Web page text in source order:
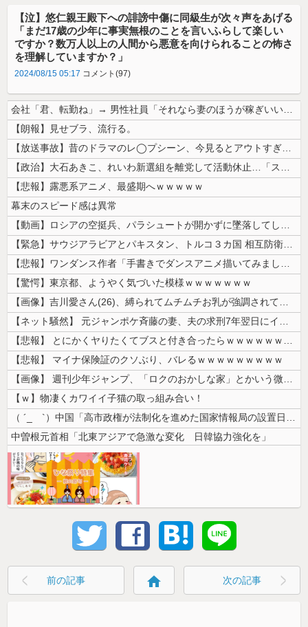
【泣】悠仁親王殿下への誹謗中傷に同級生が次々声をあげる
「まだ17歳の少年に事実無根のことを言いふらして楽しい
ですか？数万人以上の人間から悪意を向けられることの怖さ
を理解していますか？」
2024/08/15 05:17 コメント(97)
会社「君、転勤ね」→ 男性社員「それなら妻のほうが稼ぎいいんで辞めます...
【朗報】見せブラ、流行る。
【放送事故】昔のドラマのレ◯プシーン、今見るとアウトすぎる・・・
【政治】大石あきこ、れいわ新選組を離党して活動休止…「スジは通します」...
【悲報】露悪系アニメ、最盛期へｗｗｗｗｗ
幕末のスピード感は異常
【動画】ロシアの空挺兵、パラシュートが開かずに墜落してしまう。
【緊急】サウジアラビアとパキスタン、トルコ３カ国 相互防衛協定締結
【悲報】ワンダンス作者「手書きでダンスアニメ描いてみました」←アニメの...
【驚愕】東京都、ようやく気づいた模様ｗｗｗｗｗｗｗ
【画像】吉川愛さん(26)、縛られてムチムチお乳が強調されてしまう
【ネット騒然】 元ジャンポケ斉藤の妻、夫の求刑7年翌日にインスタ更新！...
【悲報】 とにかくヤりたくてブスと付き合ったらｗｗｗｗｗｗｗｗｗｗｗｗ...
【悲報】 マイナ保険証のクソぶり、バレるｗｗｗｗｗｗｗｗｗ
【画像】 週刊少年ジャンプ、「ロクのおかしな家」とかいう微妙な漫画を巻...
【ｗ】物凄くカワイイ子猫の取っ組み合い！
（ ´_ゝ`）中国「高市政権が法制化を進めた国家情報局の設置日が7月3...
中曽根元首相「北東アジアで急激な変化 日韓協力強化を」
前の記事 home 次の記事